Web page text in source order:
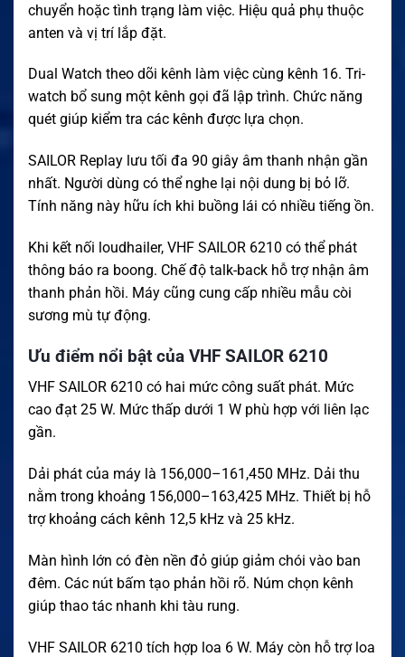
chuyển hoặc tình trạng làm việc. Hiệu quả phụ thuộc
anten và vị trí lắp đặt.
Dual Watch theo dõi kênh làm việc cùng kênh 16. Tri-
watch bổ sung một kênh gọi đã lập trình. Chức năng
quét giúp kiểm tra các kênh được lựa chọn.
SAILOR Replay lưu tối đa 90 giây âm thanh nhận gần
nhất. Người dùng có thể nghe lại nội dung bị bỏ lỡ.
Tính năng này hữu ích khi buồng lái có nhiều tiếng ồn.
Khi kết nối loudhailer, VHF SAILOR 6210 có thể phát
thông báo ra boong. Chế độ talk-back hỗ trợ nhận âm
thanh phản hồi. Máy cũng cung cấp nhiều mẫu còi
sương mù tự động.
Ưu điểm nổi bật của VHF SAILOR 6210
VHF SAILOR 6210 có hai mức công suất phát. Mức
cao đạt 25 W. Mức thấp dưới 1 W phù hợp với liên lạc
gần.
Dải phát của máy là 156,000–161,450 MHz. Dải thu
nằm trong khoảng 156,000–163,425 MHz. Thiết bị hỗ
trợ khoảng cách kênh 12,5 kHz và 25 kHz.
Màn hình lớn có đèn nền đỏ giúp giảm chói vào ban
đêm. Các nút bấm tạo phản hồi rõ. Núm chọn kênh
giúp thao tác nhanh khi tàu rung.
VHF SAILOR 6210 tích hợp loa 6 W. Máy còn hỗ trợ loa